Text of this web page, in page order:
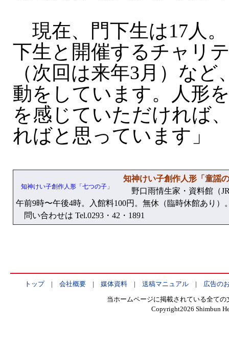
現在、門下生は17人
下生と開催するチャリ
（次回は来年3月）な
動をしています。人形
を感じていただければ
ればと思っています」
知神けい子創作人形「七つの子」
知神けい子創作人形「童謡
野口雨情生家・資料館（
午前9時〜午後4時。入館料100円。無休（臨時休館あり）
問い合わせは Tel.0293・42・1891
トップ| 会社概要| 媒体資料| 送稿マニュアル| 広告の
当ホームページに掲載されている全て
Copyright2026 Shimbun